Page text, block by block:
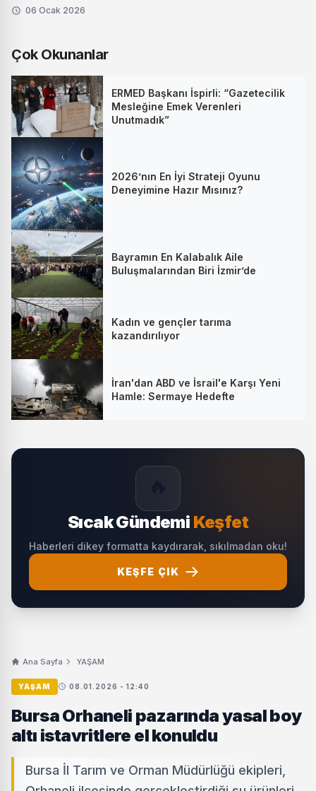
06 Ocak 2026
Çok Okunanlar
ERMED Başkanı İspirli: “Gazetecilik
Mesleğine Emek Verenleri
Unutmadık”
2026’nın En İyi Strateji Oyunu
Deneyimine Hazır Mısınız?
Bayramın En Kalabalık Aile
Buluşmalarından Biri İzmir’de
Kadın ve gençler tarıma
kazandırılıyor
İran'dan ABD ve İsrail'e Karşı Yeni
Hamle: Sermaye Hedefte
Sıcak Gündemi Keşfet
Haberleri dikey formatta kaydırarak, sıkılmadan oku!
KEŞFE ÇIK
Ana Sayfa YAŞAM
YAŞAM 08.01.2026 - 12:40
Bursa Orhaneli pazarında yasal boy
altı istavritlere el konuldu
Bursa İl Tarım ve Orman Müdürlüğü ekipleri,